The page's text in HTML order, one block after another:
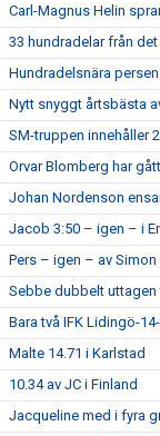
Carl-Magnus Helin
33 hundradelar från
Hundradelsnära
Nytt snyggt årtsbästa
SM-truppen innehåller
Orvar Blomberg har
Johan Nordenson
Jacob 3:50 – igen – i
Pers – igen – av
Sebbe dubbelt uttagen
Bara två IFK Lidingö-
Malte 14.71 i Karlstad
10.34 av JC i Finland
Jacqueline med i fyra